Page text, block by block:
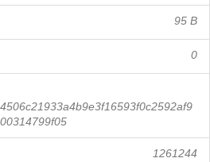
95 B
0
1261244